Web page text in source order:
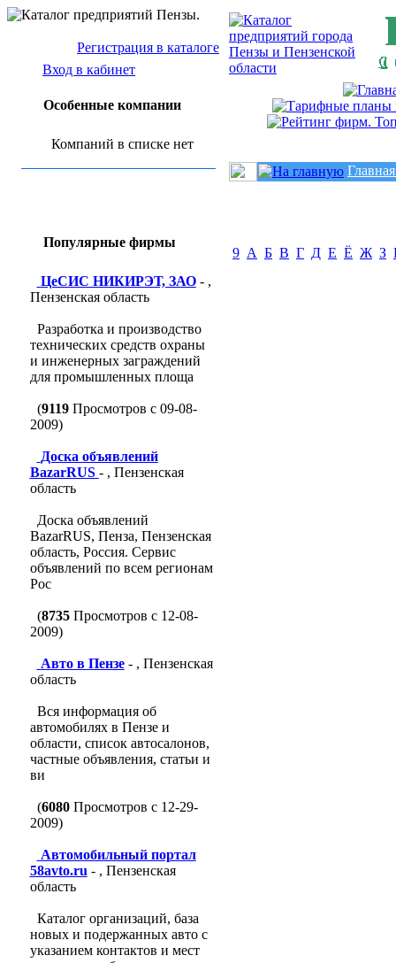
Регистрация в каталоге
Вход в кабинет
Особенные компании
Компаний в списке нет
Популярные фирмы
ЦеСИС НИКИРЭТ, ЗАО- ,
Пензенская область
Разработка и производство
технических средств охраны
и инженерных заграждений
для промышленных площа
(9119Просмотров с 09-08-
2009)
Доска объявлений
BazarRUS - , Пензенская
область
Доска объявлений
BazarRUS, Пенза, Пензенская
область, Россия. Сервис
объявлений по всем регионам
Рос
(8735Просмотров с 12-08-
2009)
Авто в Пензе- , Пензенская
область
Вся информация об
автомобилях в Пензе и
области, список автосалонов,
частные объявления, статьи и
ви
(6080Просмотров с 12-29-
2009)
Автомобильный портал
58avto.ru - , Пензенская
область
Каталог организаций, база
новых и подержанных авто с
указанием контактов и мест
Главная
9 А Б В Г Д Е Ё Ж З